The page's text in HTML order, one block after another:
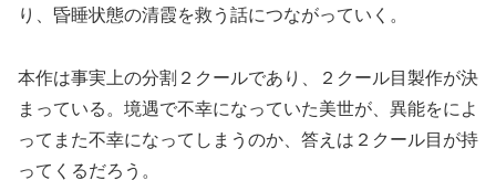
り、昏睡状態の清霞を救う話につながっていく。
本作は事実上の分割２クールであり、２クール目製作が決
まっている。境遇で不幸になっていた美世が、異能をによ
ってまた不幸になってしまうのか、答えは２クール目が持
ってくるだろう。